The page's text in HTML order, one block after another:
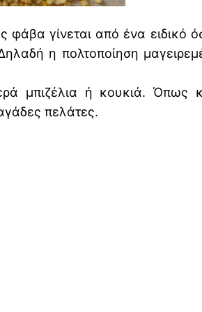
φάβα γίνεται από ένα ειδικό
η πολτοποίηση
μπιζέλια ή κουκιά. Όπως
πελάτες.